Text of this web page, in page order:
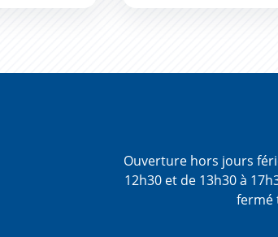
Hauts de
Ouverture hors jours
12h30 et de 13h30 à
fermé